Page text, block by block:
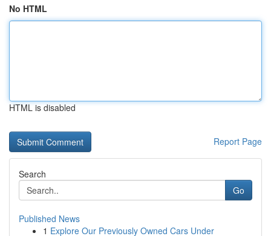
No HTML
HTML is disabled
Report Page
Search
Go
Published News
1 Explore Our Previously Owned Cars Under